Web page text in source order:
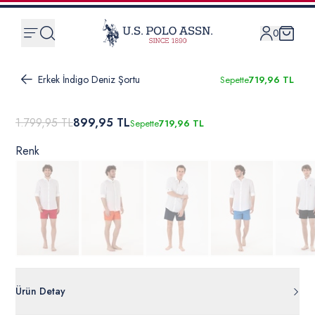
0
Erkek İndigo Deniz Şortu Sepette719,96 TL
1.799,95 TL899,95 TLSepette719,96 TL
Renk
Ürün Detay